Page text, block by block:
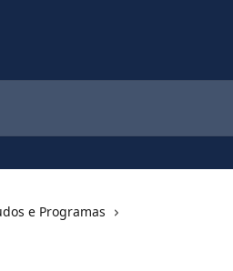
e Programas